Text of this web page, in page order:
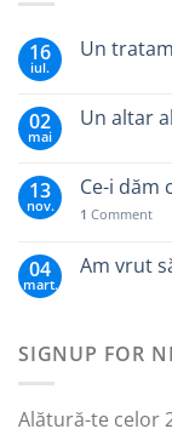
16
iul.
Un
02
mai
Un altar
13
nov.
Ce-i dăm
1 Comment
04
mart.
Am vrut
SIGNUP FOR
Alătură-te celor